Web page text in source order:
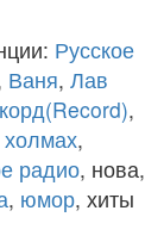
Русское
Ваня, Лав
,
,
радио, нова,
, юмор, хиты